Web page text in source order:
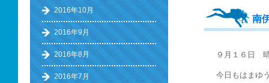
南
９月１６日
今日もはまゆ
2016年10月
2016年9月
2016年8月
2016年7月